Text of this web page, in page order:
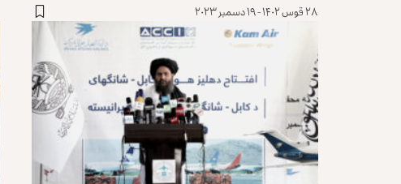
۲۸ قوس ۱۴۰۲ - ۱۹ دسمبر ۲۰۲۳